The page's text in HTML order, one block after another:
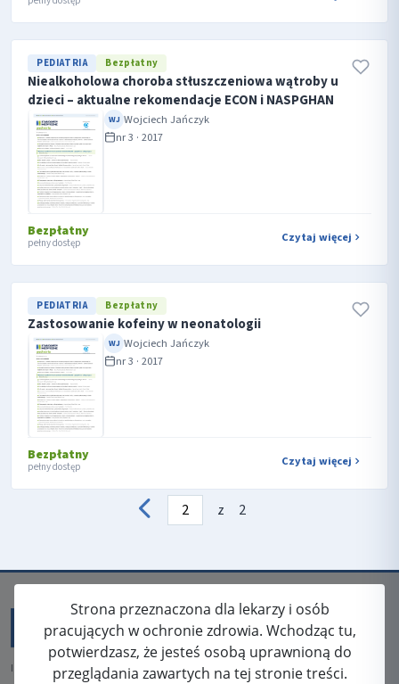
PEDIATRIA Bezpłatny
Niealkoholowa choroba stłuszczeniowa wątroby u
dzieci – aktualne rekomendacje ECON i NASPGHAN
WJ Wojciech Jańczyk
nr 3 · 2017
Bezpłatny
pełny dostęp Czytaj więcej
PEDIATRIA Bezpłatny
Zastosowanie kofeiny w neonatologii
WJ Wojciech Jańczyk
nr 3 · 2017
Bezpłatny
pełny dostęp Czytaj więcej
z 2
Strona przeznaczona dla lekarzy i osób
pracujących w ochronie zdrowia. Wchodząc tu,
potwierdzasz, że jesteś osobą uprawnioną do
przeglądania zawartych na tej stronie treści.
ISSN: 2080-5438